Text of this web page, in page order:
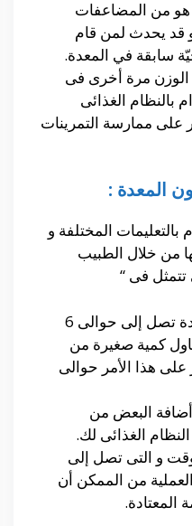
هو من المضاعفات
قد يحدث لمن قام
سابقة في المعدة.
مرة أخرى فى
بالنظام الغذائى
على ممارسة التمرينات
المعدة :
بالتعليمات المختلفة و
من خلال الطبيب
تتمثل فى “
بعد أنتهاء العملية بمدة تصل إلى حوالى 6
كمية صغيرة من
على هذا الأمر حوالى
أضافة البعض من
الغذائى لك.
و التى تصل إلى
من العملية من الممكن أن
المعتادة.